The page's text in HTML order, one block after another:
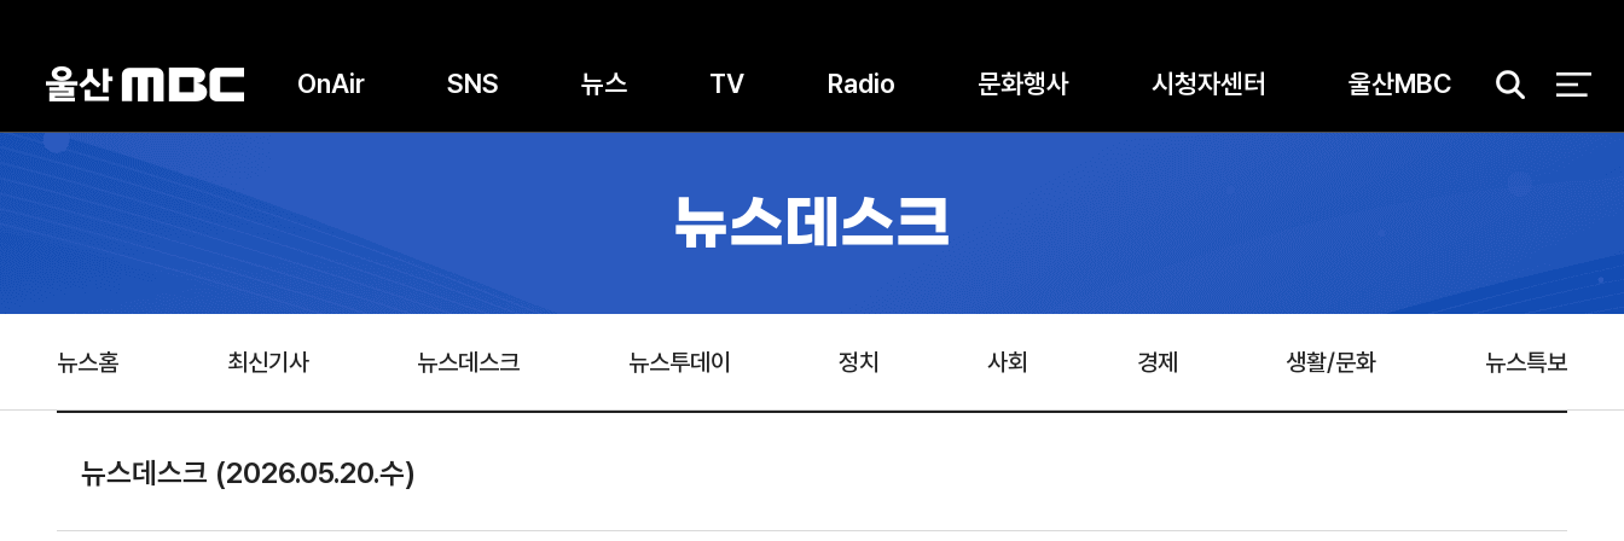
OnAir SNS 뉴스 TV Radio 문화행사 시청자센터 울산MBC
검
뉴스데스크
뉴스홈 최신기사 뉴스데스크 뉴스투데이 정치 사회 경제 생활/문화 뉴스특보
뉴스데스크 (2026.05.20.수)